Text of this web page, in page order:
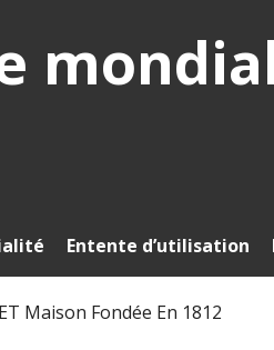
Entente d’utilisation
Maison Fondée En 1812